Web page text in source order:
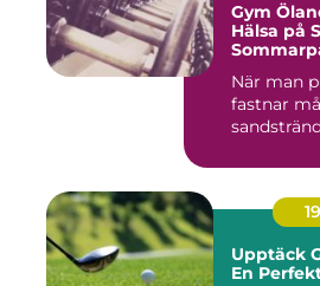
Gym
Hälsa på
När man
fastnar
Upptäck
En